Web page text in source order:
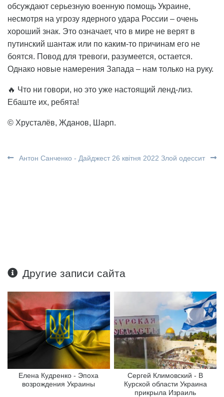
обсуждают серьезную военную помощь Украине,
несмотря на угрозу ядерного удара России – очень
хороший знак. Это означает, что в мире не верят в
путинский шантаж или по каким-то причинам его не
боятся. Повод для тревоги, разумеется, остается.
Однако новые намерения Запада – нам только на руку.
🔥 Что ни говори, но это уже настоящий ленд-лиз.
Ебаште их, ребята!
©️ Хрусталёв, Жданов, Шарп.
Антон Санченко - Дайджест 26 квітня 2022 Злой одессит
Другие записи сайта
Елена Кудренко - Эпоха
возрождения Украины
Сергей Климовский - В
Курской области Украина
прикрыла Израиль